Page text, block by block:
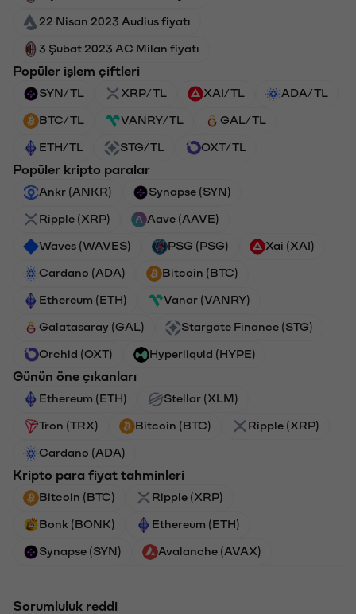
22 Nisan 2023 Audius fiyatı
3 Şubat 2023 AC Milan fiyatı
Popüler işlem çiftleri
SYN/TL XRP/TL XAI/TL ADA/TL
BTC/TL VANRY/TL GAL/TL
ETH/TL STG/TL OXT/TL
Popüler kripto paralar
Ankr (ANKR) Synapse (SYN)
Ripple (XRP) Aave (AAVE)
Waves (WAVES) PSG (PSG) Xai (XAI)
Cardano (ADA) Bitcoin (BTC)
Ethereum (ETH) Vanar (VANRY)
Galatasaray (GAL) Stargate Finance (STG)
Orchid (OXT) Hyperliquid (HYPE)
Günün öne çıkanları
Ethereum (ETH) Stellar (XLM)
Tron (TRX) Bitcoin (BTC) Ripple (XRP)
Cardano (ADA)
Kripto para fiyat tahminleri
Bitcoin (BTC) Ripple (XRP)
Bonk (BONK) Ethereum (ETH)
Synapse (SYN) Avalanche (AVAX)
Sorumluluk reddi